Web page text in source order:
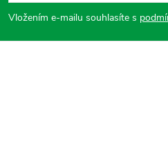
p
a
Vložením e-mailu souhlasíte s